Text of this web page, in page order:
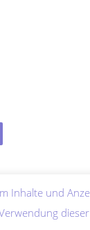
Inhalte und